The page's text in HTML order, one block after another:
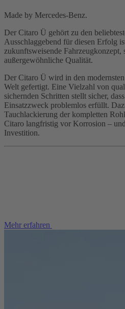
Made by Mercedes-Benz.
Der Citaro Ü gehört zu den
Ausschlaggebend für diesen Erfolg
zukunftsweisende Fahrzeugkonzept,
außergewöhnliche Qualität.
Der Citaro Ü wird in den
Welt gefertigt. Eine Vielzahl von
sichernden Schritten stellt sicher,
Einsatzzweck problemlos erfüllt.
Tauchlackierung der kompletten
Citaro langfristig vor Korrosion –
Investition.
Mehr erfahren